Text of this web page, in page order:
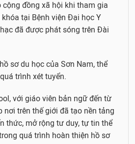
đồng xã hội khi tham gia
tại Bệnh viện Đại học Y
đã được phát sóng trên Đài
sơ du học của Sơn Nam, thể
trình xét tuyển.
với giáo viên bản ngữ đến từ
nơi trên thế giới đã tạo nền tảng
thức, mở rộng tư duy, tự tin thể
quá trình hoàn thiện hồ sơ